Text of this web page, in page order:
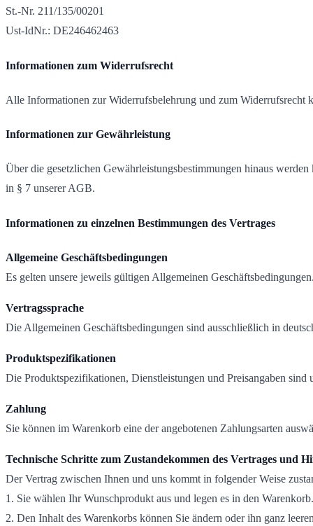
St.-Nr. 211/135/00201
Ust-IdNr.: DE246462463
Informationen zum Widerrufsrecht
Alle Informationen zur Widerrufsbelehrung und zum
Informationen zur Gewährleistung
Über die gesetzlichen Gewährleistungsbestimmungen hinaus
in § 7 unserer AGB.
Informationen zu einzelnen Bestimmungen des Vertrages
Allgemeine Geschäftsbedingungen
Es gelten unsere jeweils gültigen Allgemeinen
Vertragssprache
Die Allgemeinen Geschäftsbedingungen sind ausschließlich in
Produktspezifikationen
Die Produktspezifikationen, Dienstleistungen und Preisangaben
Zahlung
Sie können im Warenkorb eine der angebotenen Zahlungsarten
Technische Schritte zum Zustandekommen des Vertrages
Der Vertrag zwischen Ihnen und uns kommt in folgender Weise
1. Sie wählen Ihr Wunschprodukt aus und legen es in den Warenkorb.
2. Den Inhalt des Warenkorbs können Sie ändern oder ihn ganz